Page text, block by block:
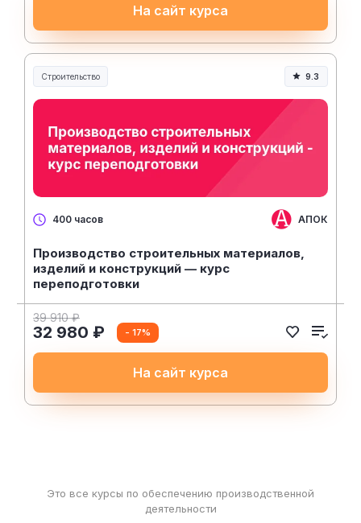
На сайт курса
Строительство
Строительство и инженерия
9.3
400 часов АПОК
Производство строительных материалов,
изделий и конструкций — курс
переподготовки
39 910 ₽
32 980 ₽ - 17%
На сайт курса
Это все курсы по обеспечению производственной
деятельности